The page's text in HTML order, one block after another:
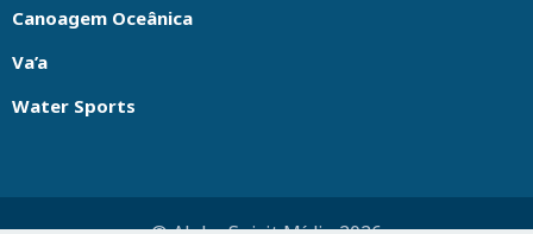
Canoagem Oceânica
Va’a
Water Sports